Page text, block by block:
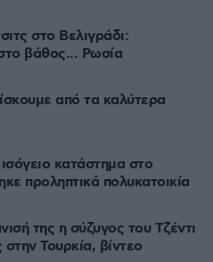
στο Βελιγράδι:
βάθος... Ρωσία
από τα καλύτερα
κατάστημα στο
προληπτικά πολυκατοικία
της η σύζυγος του Τζέντι
Τουρκία, βίντεο